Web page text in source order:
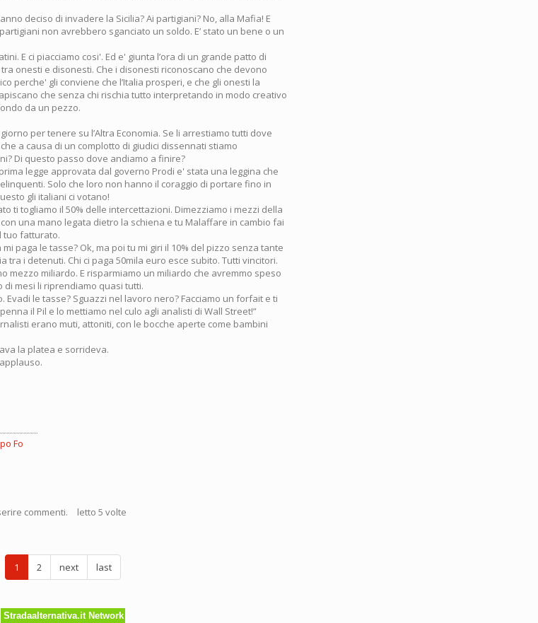
deciso di invadere la Sicilia? Ai partigiani? No, alla Mafia! E
non avrebbero sganciato un soldo. E’ stato un bene o un
E ci piacciamo cosi'. Ed e' giunta l’ora di un grande patto di
onesti e disonesti. Che i disonesti riconoscano che devono
perche' gli conviene che l’Italia prosperi, e che gli onesti la
che senza chi rischia tutto interpretando in modo creativo
da un pezzo.
per tenere su l’Altra Economia. Se li arrestiamo tutti dove
a causa di un complotto di giudici dissennati stiamo
Di questo passo dove andiamo a finire?
legge approvata dal governo Prodi e' stata una leggina che
Solo che loro non hanno il coraggio di portare fino in
gli italiani ci votano!
ti togliamo il 50% delle intercettazioni. Dimezziamo i mezzi della
una mano legata dietro la schiena e tu Malaffare in cambio fai
tuo fatturato.
paga le tasse? Ok, ma poi tu mi giri il 10% del pizzo senza tante
tra i detenuti. Chi ci paga 50mila euro esce subito. Tutti vincitori.
mezzo miliardo. E risparmiamo un miliardo che avremmo speso
di mesi li riprendiamo quasi tutti.
Evadi le tasse? Sguazzi nel lavoro nero? Facciamo un forfait e ti
il Pil e lo mettiamo nel culo agli analisti di Wall Street!”
erano muti, attoniti, con le bocche aperte come bambini
la platea e sorrideva.
Fo
commenti. letto 5 volte
1 2 next last
Stradaalternativa.it Network